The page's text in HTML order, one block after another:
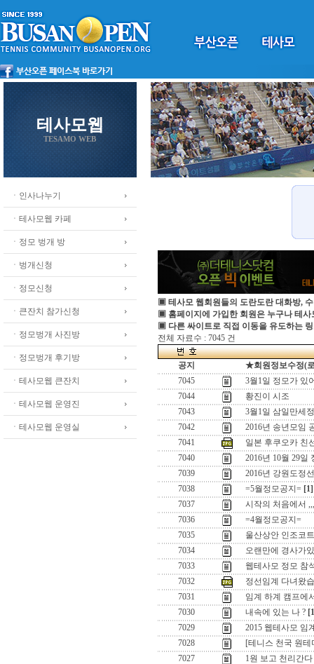
테사모웹
TESAMO WEB
ㆍ인사나누기
ㆍ테사모웹 카페
ㆍ정모 벙개 방
ㆍ벙개신청
ㆍ정모신청
ㆍ큰잔치 참가신청
ㆍ정모벙개 사진방
ㆍ정모벙개 후기방
ㆍ테사모웹 큰잔치
ㆍ테사모웹 운영진
ㆍ테사모웹 운영실
▣ 테사모 웹회원들의 도란도란 대화방,
▣ 홈페이지에 가입한 회원은 누구나 테사
▣ 다른 싸이트로 직접 이동을 유도하는
전체 자료수 : 7045 건
공지
★회원정보수정(
7045
3월1일 정모가 있
7044
황진이 시조
7043
3월1일 삼일만세
7042
2016년 송년모임
7041
일본 후쿠오카 친
7040
2016년 10월 29일
7039
2016년 강원도정
7038
=5월정모공지= [1]
7037
시작의 처음에서 ,,,
7036
=4월정모공지=
7035
울산상안 인조코
7034
오랜만에 경사가
7033
웹테사모 정모 참
7032
정선임계 다녀왔
7031
임계 하계 캠프에
7030
내속에 있는 나 ?
7029
2015 웹테사모 임
7028
[테니스 천국 원
7027
1원 보고 천리간